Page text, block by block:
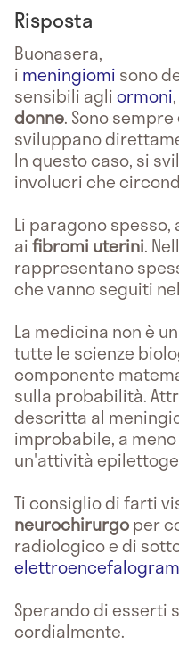
Risposta
Buonasera,
i meningiomi sono
sensibili agliormoni
donne. Sono sempre
sviluppano
In questo caso, si
involucri che
Li paragono
aifibromi uterini.
rappresentano
che vanno seguiti
La medicina non è
tutte le scienze
componente
sulla probabilità.
descritta al
improbabile, a
un'attività
Ti consiglio di farti
neurochirurgoper
radiologico e di
Sperando di esserti
cordialmente.